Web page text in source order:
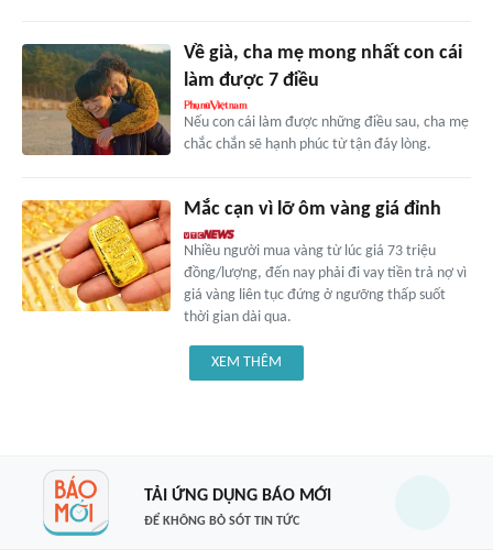
Về già, cha mẹ mong nhất con cái
làm được 7 điều
Nếu con cái làm được những điều sau, cha mẹ
chắc chắn sẽ hạnh phúc từ tận đáy lòng.
Mắc cạn vì lỡ ôm vàng giá đỉnh
Nhiều người mua vàng từ lúc giá 73 triệu
đồng/lượng, đến nay phải đi vay tiền trả nợ vì
giá vàng liên tục đứng ở ngưỡng thấp suốt
thời gian dài qua.
XEM THÊM
TẢI ỨNG DỤNG BÁO MỚI
ĐỂ KHÔNG BỎ SÓT TIN TỨC